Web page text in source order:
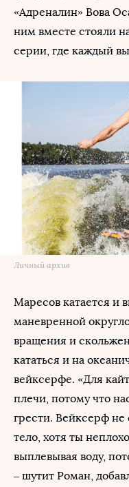
«Адреналин» Вова
ним вместе стояли
серии, где каждый
Личный архив
Маресов катается и
маневренной
вращения и
кататься и на
вейксерфе. «Для
плечи, потому что
грести. Вейксерф не
тело, хотя ты
выплевывая воду,
– шутит Роман,